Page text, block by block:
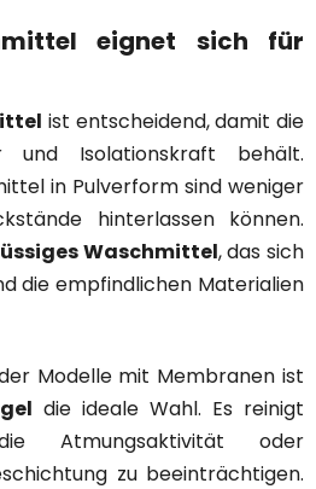
eignet sich für
ist entscheidend, damit die
Isolationskraft behält.
in Pulverform sind weniger
hinterlassen können.
Waschmittel, das sich
die empfindlichen Materialien
Modelle mit Membranen ist
die ideale Wahl. Es reinigt
Atmungsaktivität oder
zu beeinträchtigen.